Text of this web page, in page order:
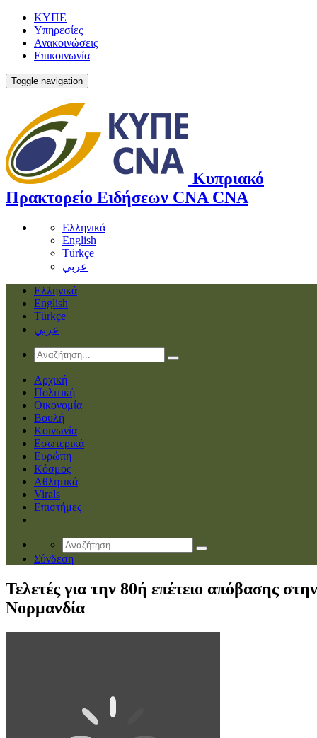
ΚΥΠΕ
Υπηρεσίες
Ανακοινώσεις
Επικοινωνία
Toggle navigation
Κυπριακό
Πρακτορείο Ειδήσεων CNA CNA
Ελληνικά
English
Türkçe
عربي
Ελληνικά
English
Türkçe
عربي
Αρχική
Πολιτική
Οικονομία
Βουλή
Κοινωνία
Εσωτερικά
Ευρώπη
Κόσμος
Αθλητικά
Virals
Επιστήμες
Σύνδεση
Τελετές για την 80ή επέτειο απόβασης στην
Νορμανδία